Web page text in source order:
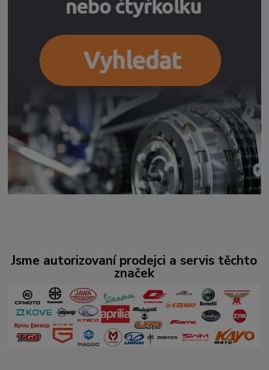
Jsme autorizovaní prodejci a servis těchto
značek